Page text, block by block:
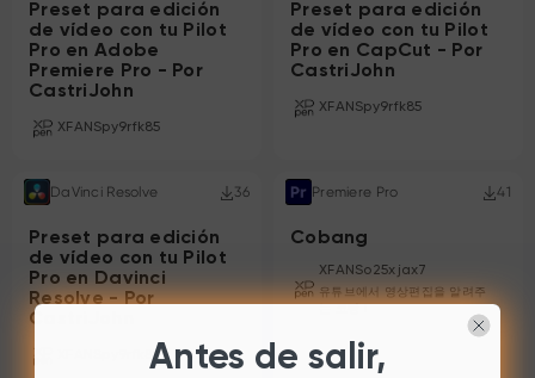
Preset para edición
de vídeo con tu Pilot
Pro en Adobe
Premiere Pro - Por
CastriJohn
XFANSpy9rfk85
Preset para edición
de vídeo con tu Pilot
Pro en CapCut - Por
CastriJohn
XFANSpy9rfk85
DaVinci Resolve 36
Preset para edición
de vídeo con tu Pilot
Pro en Davinci
Resolve - Por
CastriJohn
XFANSpy9rfk85
Premiere Pro 41
Cobang
XFANSo25xjax7
유튜브에서 영상편집을 알려주
는 코빵！
Antes de salir,